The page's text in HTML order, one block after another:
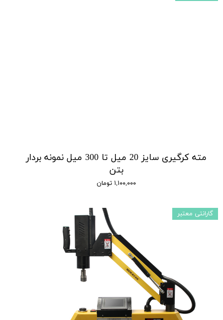
مته کرگیری سایز 20 میل تا 300 میل نمونه بردار
بتن
۱,۱۰۰,۰۰۰ تومان
گارانتی معتبر